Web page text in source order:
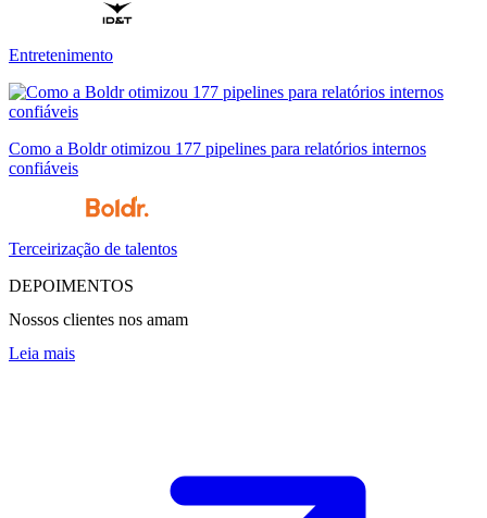
Entretenimento
Como a Boldr otimizou 177 pipelines para relatórios internos
confiáveis
Terceirização de talentos
DEPOIMENTOS
Nossos clientes nos amam
Leia mais